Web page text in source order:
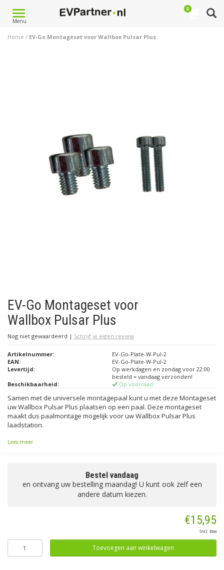
Toggle
navigation
Menu
0
Home / EV-Go Montageset voor Wallbox Pulsar Plus
EV-Go Montageset voor
Wallbox Pulsar Plus
Nog niet gewaardeerd | Schrijf je eigen review
Artikelnummer:
EV-Go-Plate-W-Pul-2
EAN:
EV-Go-Plate-W-Pul-2
Levertijd:
Op werkdagen en zondag voor 22:00
besteld = vandaag verzonden!
Beschikbaarheid:
Op voorraad
Samen met de universele montagepaal kunt u met deze Montageset
uw Wallbox Pulsar Plus plaatsen op een paal. Deze montageset
maakt dus paalmontage mogelijk voor uw Wallbox Pulsar Plus
laadstation.
Lees meer
Bestel vandaag
en ontvang uw bestelling maandag! U kunt ook zelf een
andere datum kiezen.
€15,95
Incl. btw
Toevoegen aan winkelwagen